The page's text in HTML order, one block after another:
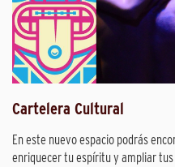
Cartelera Cultural
En este nuevo espacio podrás
enriquecer tu espíritu y ampliar